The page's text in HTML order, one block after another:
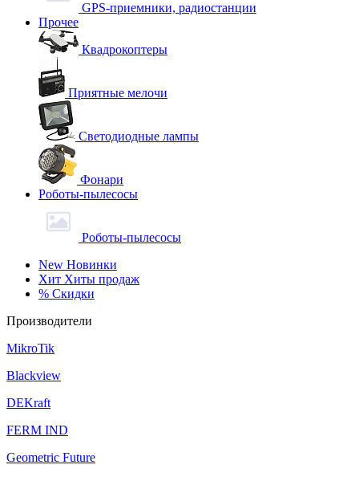
GPS-приемники, радиостанции
Прочее
Квадрокоптеры
Приятные мелочи
Светодиодные лампы
Фонари
Роботы-пылесосы
Роботы-пылесосы
New Новинки
Хит Хиты продаж
% Скидки
Производители
MikroTik
Blackview
DEKraft
FERM IND
Geometric Future